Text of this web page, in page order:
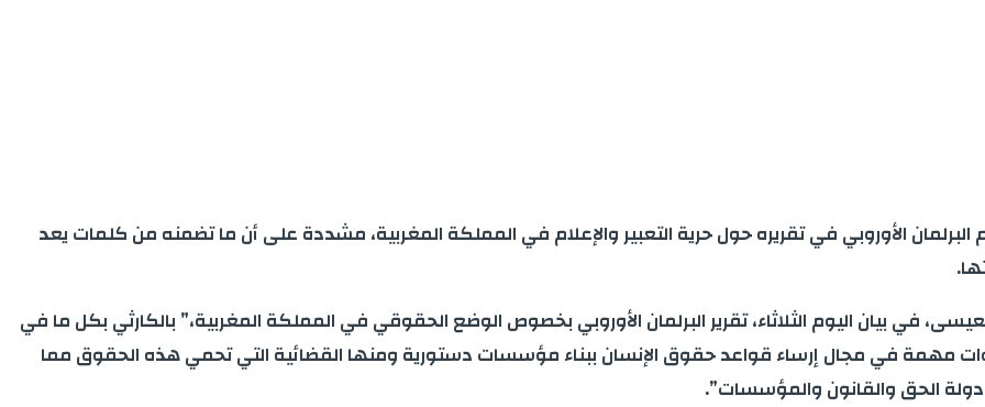
البرلمان الأوروبي في تقريره حول حرية التعبير والإعلام في المملكة المغربية، مشددة على أن ما تضمنه من كلمات يعد
في بيان اليوم الثلاثاء، تقرير البرلمان الأوروبي بخصوص الوضع الحقوقي في المملكة المغربية،” بالكارثي بكل ما في
في مجال إرساء قواعد حقوق الإنسان ببناء مؤسسات دستورية ومنها القضائية التي تحمي هذه الحقوق مما
دولة الحق والقانون والمؤسسات”.